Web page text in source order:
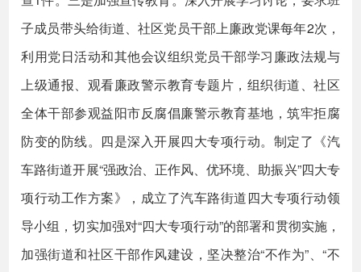
子成员带头给街道、社区党员干部上廉政党课每年2次，
利用党日活动和其他会议组织党员干部学习廉政法规与
上级通报、观看廉政警示教育专题片，组织街道、社区
全体干部参观益阳市反腐倡廉警示教育基地，筑牢拒腐
防变的防线。四是深入开展四大专项行动。制定了《汽
车路街道开展“强政治、正作风、优环境、助振兴”四大专
项行动工作方案》，成立了汽车路街道四大专项行动领
导小组，切实加强对“四大专项行动”的部署和贯彻实施，
加强街道和社区干部作风建设，坚决整治“不作为”、“不